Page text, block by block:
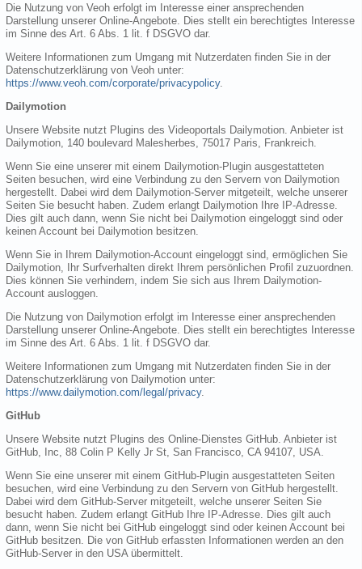
Die Nutzung von Veoh erfolgt im Interesse einer ansprechenden
Darstellung unserer Online-Angebote. Dies stellt ein berechtigtes Interesse
im Sinne des Art. 6 Abs. 1 lit. f DSGVO dar.
Weitere Informationen zum Umgang mit Nutzerdaten finden Sie in der
Datenschutzerklärung von Veoh unter:
https://www.veoh.com/corporate/privacypolicy.
Dailymotion
Unsere Website nutzt Plugins des Videoportals Dailymotion. Anbieter ist
Dailymotion, 140 boulevard Malesherbes, 75017 Paris, Frankreich.
Wenn Sie eine unserer mit einem Dailymotion-Plugin ausgestatteten
Seiten besuchen, wird eine Verbindung zu den Servern von Dailymotion
hergestellt. Dabei wird dem Dailymotion-Server mitgeteilt, welche unserer
Seiten Sie besucht haben. Zudem erlangt Dailymotion Ihre IP-Adresse.
Dies gilt auch dann, wenn Sie nicht bei Dailymotion eingeloggt sind oder
keinen Account bei Dailymotion besitzen.
Wenn Sie in Ihrem Dailymotion-Account eingeloggt sind, ermöglichen Sie
Dailymotion, Ihr Surfverhalten direkt Ihrem persönlichen Profil zuzuordnen.
Dies können Sie verhindern, indem Sie sich aus Ihrem Dailymotion-
Account ausloggen.
Die Nutzung von Dailymotion erfolgt im Interesse einer ansprechenden
Darstellung unserer Online-Angebote. Dies stellt ein berechtigtes Interesse
im Sinne des Art. 6 Abs. 1 lit. f DSGVO dar.
Weitere Informationen zum Umgang mit Nutzerdaten finden Sie in der
Datenschutzerklärung von Dailymotion unter:
https://www.dailymotion.com/legal/privacy.
GitHub
Unsere Website nutzt Plugins des Online-Dienstes GitHub. Anbieter ist
GitHub, Inc, 88 Colin P Kelly Jr St, San Francisco, CA 94107, USA.
Wenn Sie eine unserer mit einem GitHub-Plugin ausgestatteten Seiten
besuchen, wird eine Verbindung zu den Servern von GitHub hergestellt.
Dabei wird dem GitHub-Server mitgeteilt, welche unserer Seiten Sie
besucht haben. Zudem erlangt GitHub Ihre IP-Adresse. Dies gilt auch
dann, wenn Sie nicht bei GitHub eingeloggt sind oder keinen Account bei
GitHub besitzen. Die von GitHub erfassten Informationen werden an den
GitHub-Server in den USA übermittelt.